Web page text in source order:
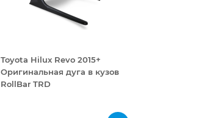
Toyota Hilux Revo 2015+
Оригинальная дуга в кузов
RollBar TRD